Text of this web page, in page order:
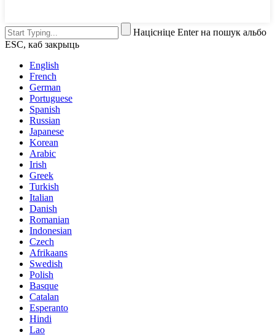
Націсніце Enter на пошук альбо
ESC, каб закрыць
English
French
German
Portuguese
Spanish
Russian
Japanese
Korean
Arabic
Irish
Greek
Turkish
Italian
Danish
Romanian
Indonesian
Czech
Afrikaans
Swedish
Polish
Basque
Catalan
Esperanto
Hindi
Lao